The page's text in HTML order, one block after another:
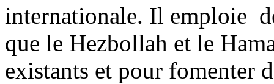
internationale. Il emploie
que le Hezbollah et le
existants et pour fomenter